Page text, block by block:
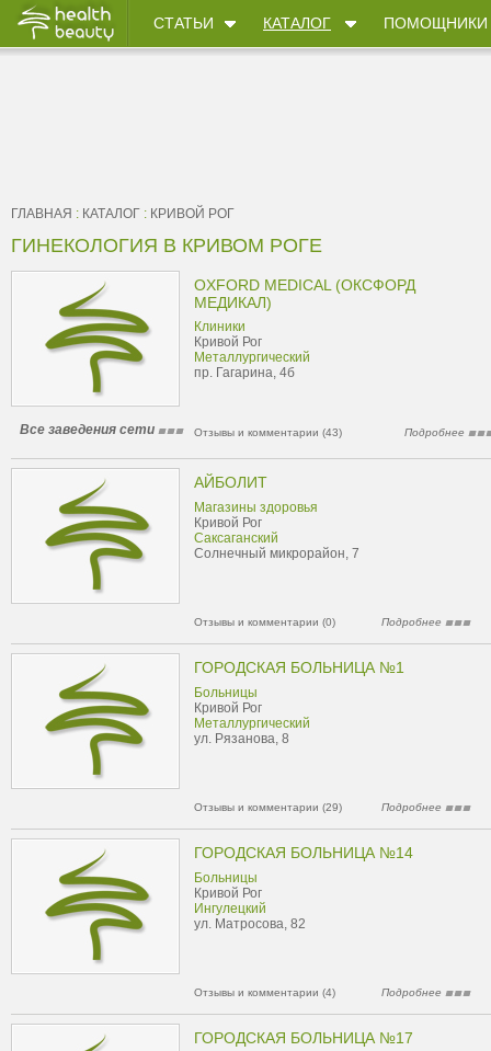
СТАТЬИ КАТАЛОГ ПОМОЩНИКИ
ГЛАВНАЯ : КАТАЛОГ : КРИВОЙ РОГ
ГИНЕКОЛОГИЯ В КРИВОМ РОГЕ
OXFORD MEDICAL (ОКСФОРД
МЕДИКАЛ)
Клиники
Кривой Рог
Металлургический
пр. Гагарина, 4б
Все заведения сети Отзывы и комментарии (43) Подробнее
АЙБОЛИТ
Магазины здоровья
Кривой Рог
Саксаганский
Солнечный микрорайон, 7
Отзывы и комментарии (0) Подробнее
ГОРОДСКАЯ БОЛЬНИЦА №1
Больницы
Кривой Рог
Металлургический
ул. Рязанова, 8
Отзывы и комментарии (29) Подробнее
ГОРОДСКАЯ БОЛЬНИЦА №14
Больницы
Кривой Рог
Ингулецкий
ул. Матросова, 82
Отзывы и комментарии (4) Подробнее
ГОРОДСКАЯ БОЛЬНИЦА №17